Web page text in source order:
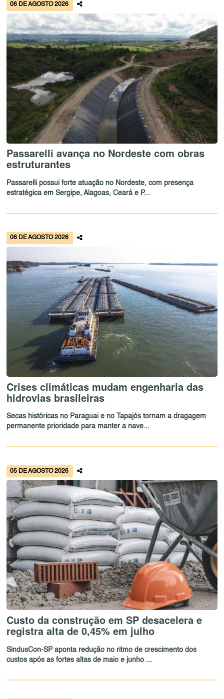
06 DE AGOSTO 2026
Passarelli avança no Nordeste com obras
estruturantes
Passarelli possui forte atuação no Nordeste, com presença
estratégica em Sergipe, Alagoas, Ceará e P...
06 DE AGOSTO 2026
Crises climáticas mudam engenharia das
hidrovias brasileiras
Secas históricas no Paraguai e no Tapajós tornam a dragagem
permanente prioridade para manter a nave...
05 DE AGOSTO 2026
Custo da construção em SP desacelera e
registra alta de 0,45% em julho
SindusCon-SP aponta redução no ritmo de crescimento dos
custos após as fortes altas de maio e junho ...